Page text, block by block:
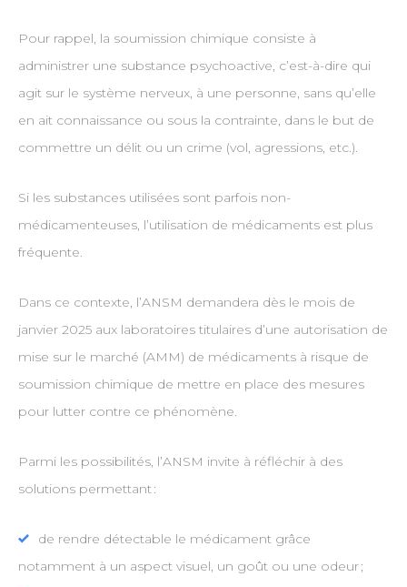
Pour rappel, la soumission chimique consiste à
administrer une substance psychoactive, c’est-à-dire qui
agit sur le système nerveux, à une personne, sans qu’elle
en ait connaissance ou sous la contrainte, dans le but de
commettre un délit ou un crime (vol, agressions, etc.).
Si les substances utilisées sont parfois non-
médicamenteuses, l’utilisation de médicaments est plus
fréquente.
Dans ce contexte, l’ANSM demandera dès le mois de
janvier 2025 aux laboratoires titulaires d’une autorisation de
mise sur le marché (AMM) de médicaments à risque de
soumission chimique de mettre en place des mesures
pour lutter contre ce phénomène.
Parmi les possibilités, l’ANSM invite à réfléchir à des
solutions permettant :
de rendre détectable le médicament grâce
notamment à un aspect visuel, un goût ou une odeur ;